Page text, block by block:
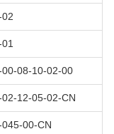
08-10-02-00
12-05-02-CN
00-CN